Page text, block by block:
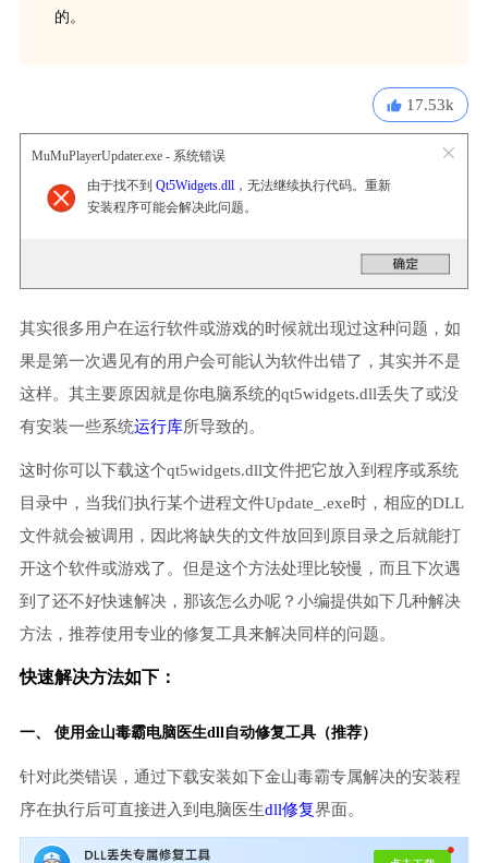
的。
17.53k
MuMuPlayerUpdater.exe - 系统错误
由于找不到 Qt5Widgets.dll，无法继续执行代码。重新
安装程序可能会解决此问题。
其实很多用户在运行软件或游戏的时候就出现过这种问题，如
果是第一次遇见有的用户会可能认为软件出错了，其实并不是
这样。其主要原因就是你电脑系统的qt5widgets.dll丢失了或没
有安装一些系统运行库所导致的。
这时你可以下载这个qt5widgets.dll文件把它放入到程序或系统
目录中，当我们执行某个进程文件Update_.exe时，相应的DLL
文件就会被调用，因此将缺失的文件放回到原目录之后就能打
开这个软件或游戏了。但是这个方法处理比较慢，而且下次遇
到了还不好快速解决，那该怎么办呢？小编提供如下几种解决
方法，推荐使用专业的修复工具来解决同样的问题。
快速解决方法如下：
一、 使用金山毒霸电脑医生dll自动修复工具（推荐）
针对此类错误，通过下载安装如下金山毒霸专属解决的安装程
序在执行后可直接进入到电脑医生dll修复界面。